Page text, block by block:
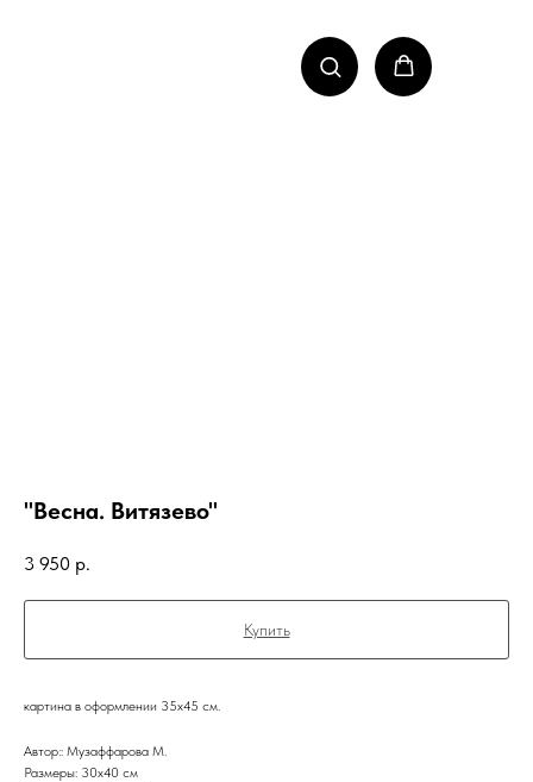
"Весна. Витязево"
3 950 р.
Купить
картина в оформлении 35х45 см.
Автор:: Музаффарова М.
Размеры: 30x40 см